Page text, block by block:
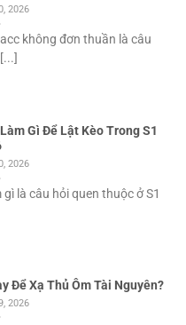
2026
không đơn thuần là câu
Gì Để Lật Kèo Trong S1
2026
là câu hỏi quen thuộc ở S1
Để Xạ Thủ Ôm Tài Nguyên?
2026